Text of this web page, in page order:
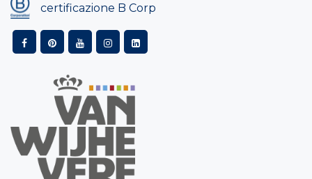
certificazione B Corp